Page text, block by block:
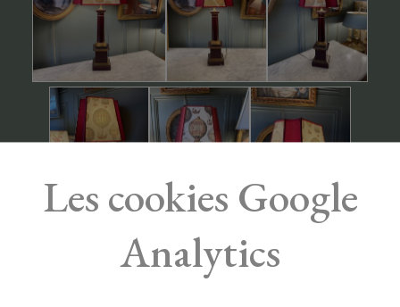
Les cookies Google
Analytics